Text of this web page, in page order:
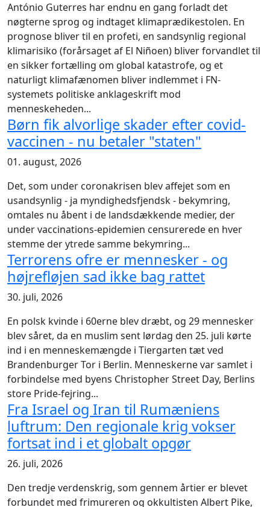
António Guterres har endnu en gang forladt det
nøgterne sprog og indtaget klimaprædikestolen. En
prognose bliver til en profeti, en sandsynlig regional
klimarisiko (forårsaget af El Niñoen) bliver forvandlet til
en sikker fortælling om global katastrofe, og et
naturligt klimafænomen bliver indlemmet i FN-
systemets politiske anklageskrift mod
menneskeheden...
Børn fik alvorlige skader efter covid-
vaccinen - nu betaler "staten"
01. august, 2026
Det, som under coronakrisen blev affejet som en
usandsynlig - ja myndighedsfjendsk - bekymring,
omtales nu åbent i de landsdækkende medier, der
under vaccinations-epidemien censurerede en hver
stemme der ytrede samme bekymring...
Terrorens ofre er mennesker - og
højrefløjen sad ikke bag rattet
30. juli, 2026
En polsk kvinde i 60erne blev dræbt, og 29 mennesker
blev såret, da en muslim sent lørdag den 25. juli kørte
ind i en menneskemængde i Tiergarten tæt ved
Brandenburger Tor i Berlin. Menneskerne var samlet i
forbindelse med byens Christopher Street Day, Berlins
store Pride-fejring...
Fra Israel og Iran til Rumæniens
luftrum: Den regionale krig vokser
fortsat ind i et globalt opgør
26. juli, 2026
Den tredje verdenskrig, som gennem årtier er blevet
forbundet med frimureren og okkultisten Albert Pike,